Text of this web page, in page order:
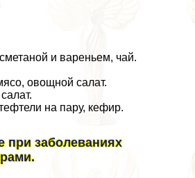
и вареньем, чай.
овощной салат.
на пару, кефир.
при заболеваниях